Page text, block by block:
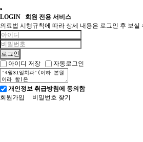
LOGIN 회원 전용 서비스
의료법 시행규칙에 따라 상세 내용은 로그인 후 보실
아이디 저장 자동로그인
개인정보 취급방침에 동의함
회원가입
비밀번호 찾기